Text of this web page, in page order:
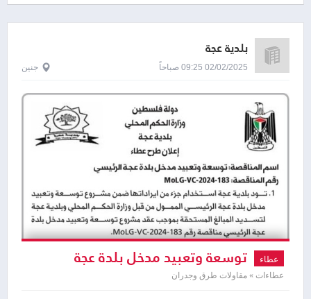
بلدية عجة
02/02/2025 09:25 صباحاً جنين
عطاء توسعة وتعبيد مدخل بلدة عجة
الرئيسي
عطاءات » مقاولات طرق وجدران